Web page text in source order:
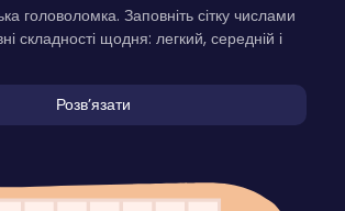
головоломка. Заповніть сітку числами
складності щодня: легкий, середній і
Розвʼязати